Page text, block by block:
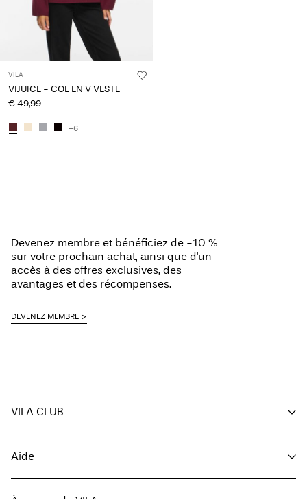
VILA
VIJUICE - COL EN V VESTE
€ 49,99
+6
Devenez membre et bénéficiez de -10 %
sur votre prochain achat, ainsi que d'un
accès à des offres exclusives, des
avantages et des récompenses.
DEVENEZ MEMBRE
VILA CLUB
Devenir membre
Mon compte
Suivi des commandes
Aide